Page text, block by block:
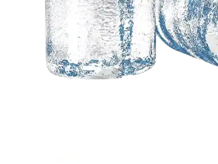
Besoin d'une